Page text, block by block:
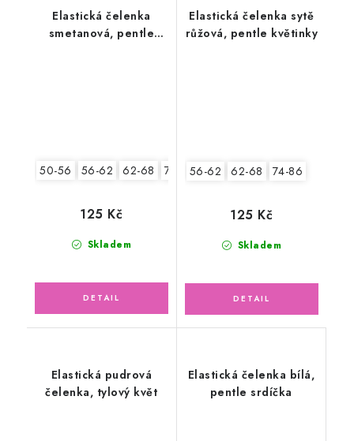
Elastická čelenka
smetanová, pentle
50-56 56-62 62-68 74-86
Skladem
125 Kč
Elastická čelenka sytě
růžová, pentle květinky
56-62 62-68 74-86
Skladem
125 Kč
Elastická pudrová
čelenka, tylový květ
Elastická čelenka bílá,
pentle srdíčka